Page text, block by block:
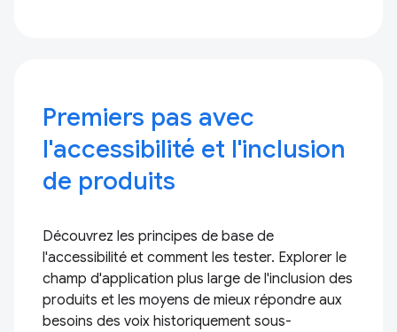
Premiers pas avec
l'accessibilité et l'inclusion
de produits
Découvrez les principes de base de
l'accessibilité et comment les tester. Explorer le
champ d'application plus large de l'inclusion des
produits et les moyens de mieux répondre aux
besoins des voix historiquement sous-